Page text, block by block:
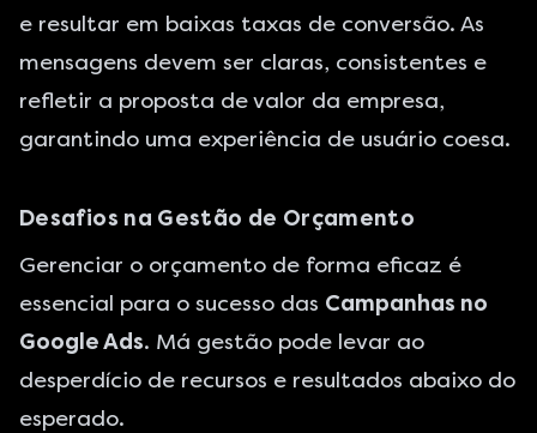
e resultar em baixas taxas de conversão. As
mensagens devem ser claras, consistentes e
refletir a proposta de valor da empresa,
garantindo uma experiência de usuário coesa.
Desafios na Gestão de Orçamento
Gerenciar o orçamento de forma eficaz é
essencial para o sucesso das Campanhas no
Google Ads. Má gestão pode levar ao
desperdício de recursos e resultados abaixo do
esperado.